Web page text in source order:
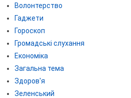
Волонтерство
Гаджети
Гороскоп
Громадські слухання
Економіка
Загальна тема
Здоров'я
Зеленський